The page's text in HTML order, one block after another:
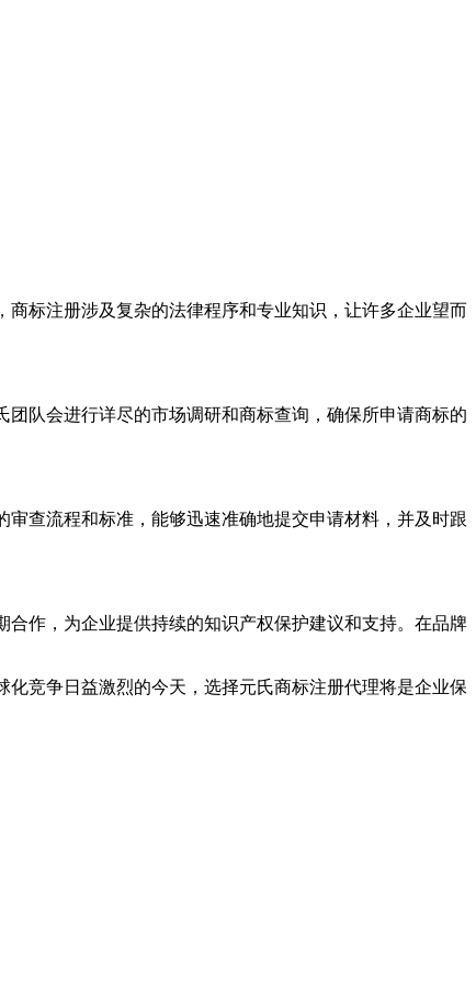
标注册涉及复杂的法律程序和专业知识，让许多企业望而
队会进行详尽的市场调研和商标查询，确保所申请商标的
查流程和标准，能够迅速准确地提交申请材料，并及时跟
作，为企业提供持续的知识产权保护建议和支持。在品牌
竞争日益激烈的今天，选择元氏商标注册代理将是企业保